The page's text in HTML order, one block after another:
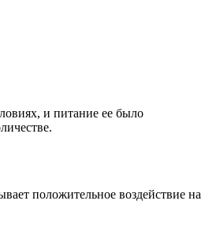
и питание ее было
положительное воздействие на